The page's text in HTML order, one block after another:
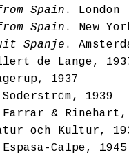
Spain . London
Spain . New
Spanje .
de Lange,
1937
1939
& Rinehart,
och Kultur,
Calpe, 1945